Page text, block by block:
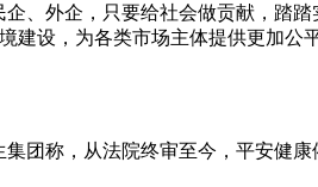
、外企，只要给社会做贡献，踏
设，为各类市场主体提供更加
团称，从法院终审至今，平安健